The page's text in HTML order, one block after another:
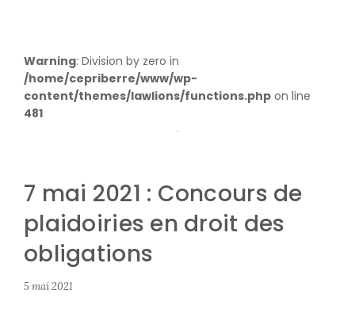
Warning: Division by zero in
/home/cepriberre/www/wp-
content/themes/lawlions/functions.php on line
481
7 mai 2021 : Concours de
plaidoiries en droit des
obligations
5 mai 2021